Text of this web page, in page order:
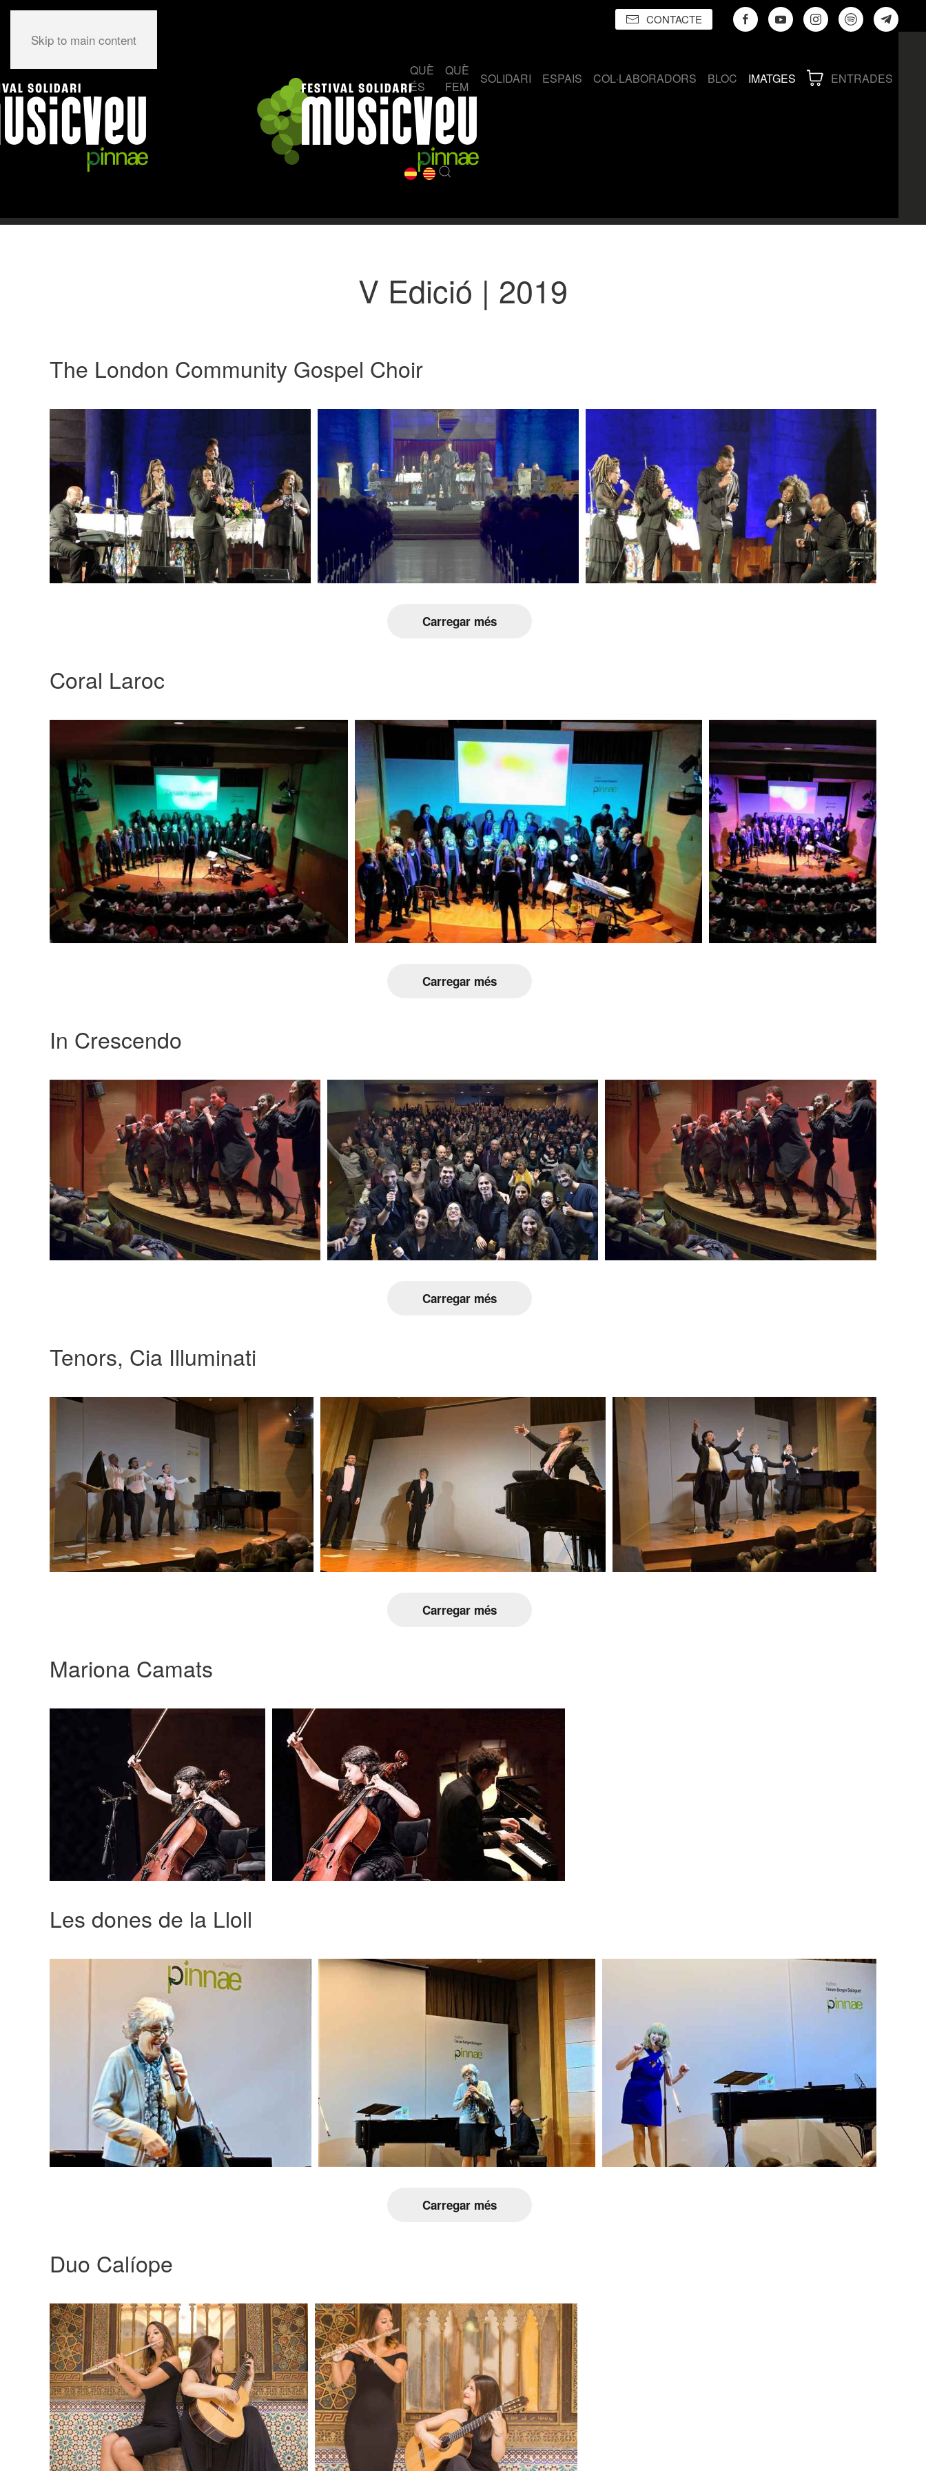
Skip to main content
CONTACTE
QUÈ
ÉS
QUÈ
FEM
SOLIDARI ESPAIS COL·LABORADORS BLOC IMATGES ENTRADES
V Edició | 2019
The London Community Gospel Choir
Carregar més
Coral Laroc
Carregar més
In Crescendo
Carregar més
Tenors, Cia Illuminati
Carregar més
Mariona Camats
Les dones de la Lloll
Carregar més
Duo Calíope